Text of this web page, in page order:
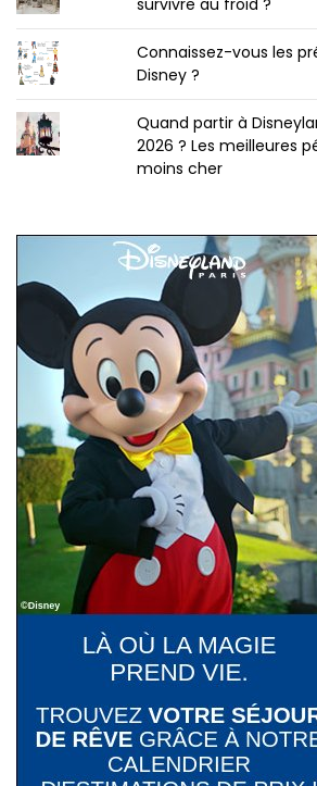
Connaissez-vous les
Disney ?
Quand partir à
2026 ? Les meilleures
moins cher